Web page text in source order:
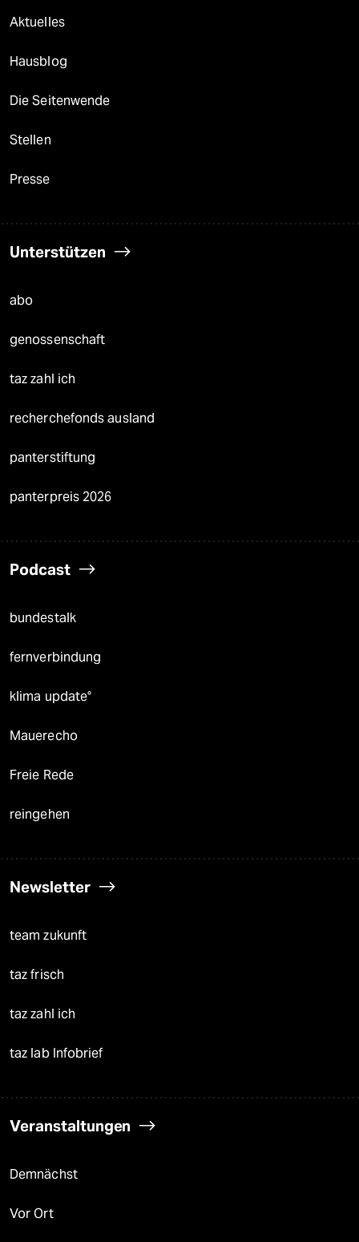
Aktuelles
Hausblog
Die Seitenwende
Stellen
Presse
Unterstützen
abo
genossenschaft
taz zahl ich
recherchefonds ausland
panterstiftung
panterpreis 2026
Podcast
bundestalk
fernverbindung
klima update°
Mauerecho
Freie Rede
reingehen
Newsletter
team zukunft
taz frisch
taz zahl ich
taz lab Infobrief
Veranstaltungen
Demnächst
Vor Ort